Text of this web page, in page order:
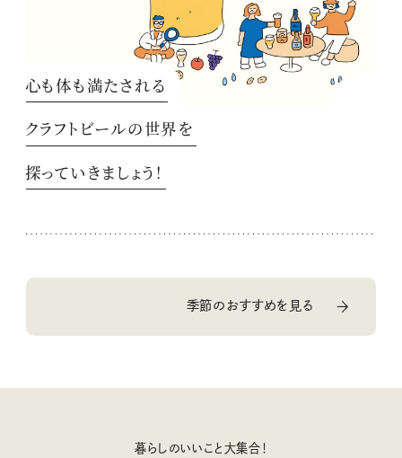
心も体も満たされる
クラフトビールの世界を
探っていきましょう！
季節のおすすめを見る
暮らしのいいこと大集合！